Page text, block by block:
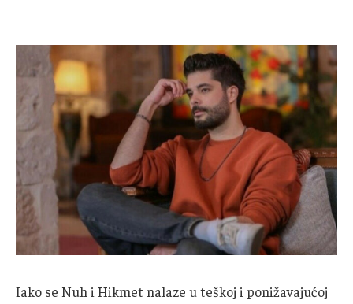
Iako se Nuh i Hikmet nalaze u teškoj i ponižavajućoj